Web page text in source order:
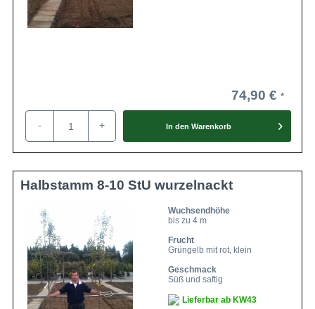
74,90 €
- + In den Warenkorb
Halbstamm 8-10 StU wurzelnackt
Wuchsendhöhe
bis zu 4 m
Frucht
Grüngelb mit rot, klein
Geschmack
Süß und saftig
Lieferbar ab KW43